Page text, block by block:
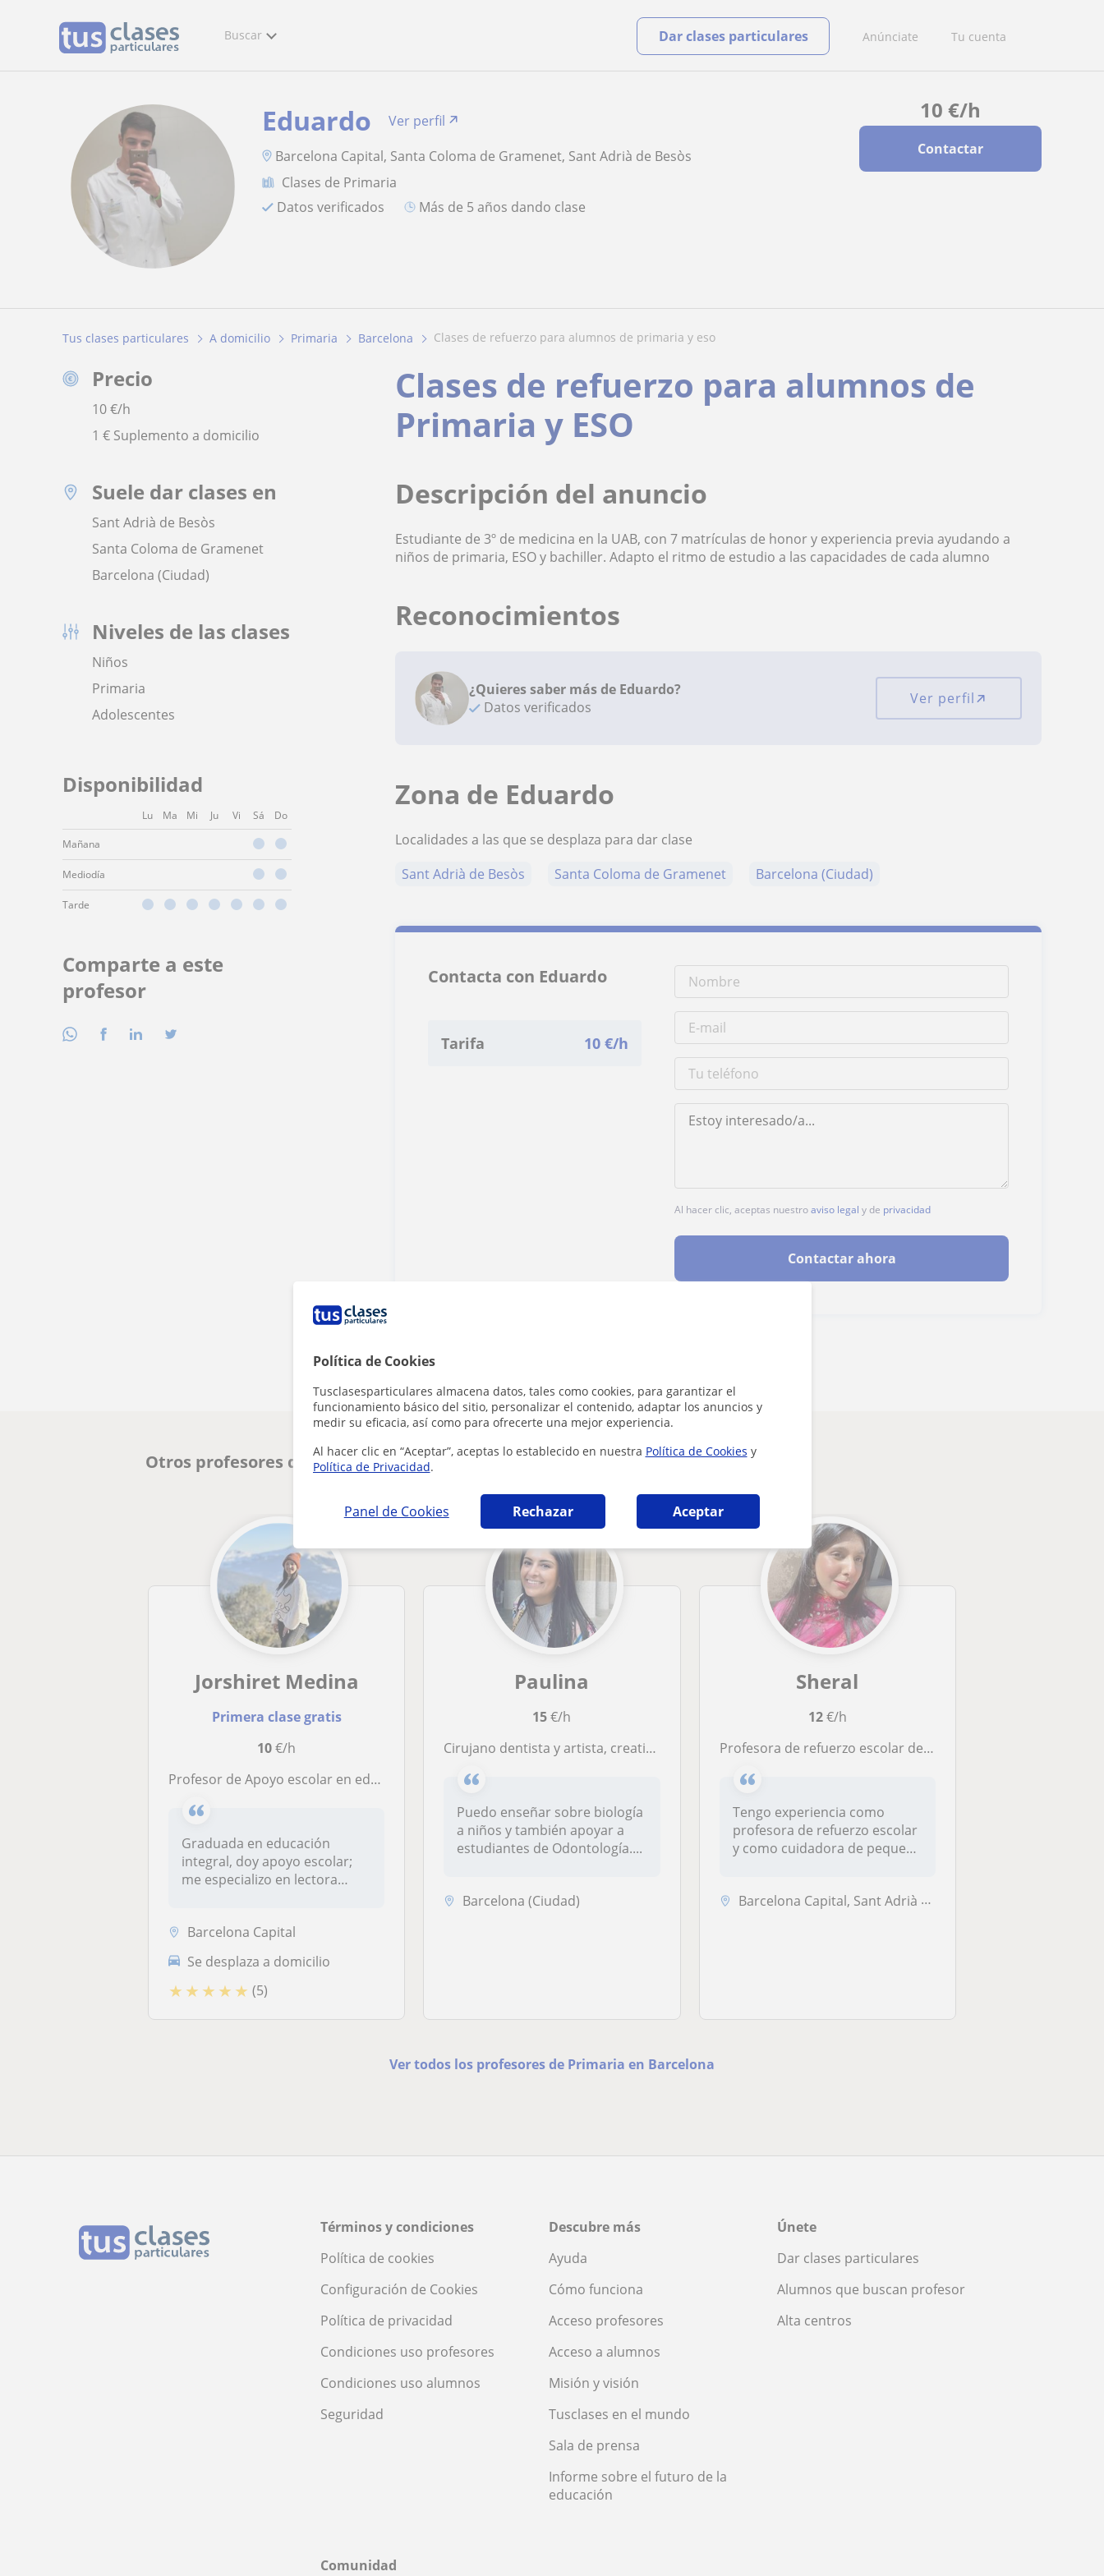
Política de Cookies
Tusclasesparticulares almacena datos, tales como cookies, para garantizar el
funcionamiento básico del sitio, personalizar el contenido, adaptar los anuncios y
medir su eficacia, así como para ofrecerte una mejor experiencia.
Al hacer clic en “Aceptar”, aceptas lo establecido en nuestra Política de Cookies y
Política de Privacidad.
Panel de Cookies Rechazar Aceptar
Buscar Anúnciate Tu cuenta
Dar clases particulares
10 €/h
Contactar
Eduardo
Ver perfil
Barcelona Capital, Santa Coloma de Gramenet, Sant Adrià de Besòs
Clases de Primaria
Datos verificados
más de 5 años dando clase
Tus clases particulares A domicilio Primaria Barcelona clases de refuerzo para alumnos de primaria y eso
Precio
10€/h
1 € Suplemento a domicilio
Suele dar clases en
Sant Adrià de Besòs
Santa Coloma de Gramenet
Barcelona (Ciudad)
Niveles de las clases
Niños
Primaria
Adolescentes
Disponibilidad
Lu Ma Mi Ju Vi Sá Do
Mañana
Mediodía
Tarde
Comparte a este
profesor
Clases de refuerzo para alumnos de
Primaria y ESO
Descripción del anuncio
Estudiante de 3º de medicina en la UAB, con 7 matrículas de honor y experiencia previa ayudando a
niños de primaria, ESO y bachiller. Adapto el ritmo de estudio a las capacidades de cada alumno
Reconocimientos
¿Quieres saber más de Eduardo?
Datos verificados
Ver perfil
Zona de Eduardo
Localidades a las que se desplaza para dar clase
Sant Adrià de Besòs
Santa Coloma de Gramenet Barcelona (Ciudad)
Contacta con Eduardo
Tarifa 10 €/h
Al hacer clic, aceptas nuestroaviso legal y de privacidad
Contactar ahora
Otros profesores de Primaria en Barcelona que pueden interesarte
Jorshiret Medina
Primera clase gratis
10€/h
Profesor de Apoyo escolar en edad temprana
Graduada en educación
integral, doy apoyo escolar;
me especializo en lectora
Barcelona Capital
Se desplaza a domicilio
★ ★ ★ ★ ★ (5)
Paulina
15€/h
Cirujano dentista y artista, creativa y paciente! Clases a adultos y niños.
Puedo enseñar sobre biología
a niños y también apoyar a
estudiantes de Odontología....
Barcelona (Ciudad)
Sheral
12€/h
Profesora de refuerzo escolar de primaria con experiencia.
Tengo experiencia como
profesora de refuerzo escolar
y como cuidadora de peques
Barcelona Capital, Sant Adrià de Besòs, Santa Coloma de Gramenet
Ver todos los profesores de Primaria en Barcelona
Términos y condiciones
Política de cookies
Configuración de Cookies
Política de privacidad
Condiciones uso profesores
Condiciones uso alumnos
Seguridad
Descubre más
Ayuda
Cómo funciona
Acceso profesores
Acceso a alumnos
Misión y visión
Tusclases en el mundo
Sala de prensa
Informe sobre el futuro de la
educación
Únete
Dar clases particulares
Alumnos que buscan profesor
Alta centros
Comunidad